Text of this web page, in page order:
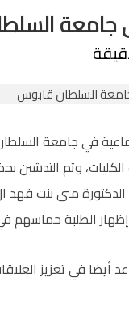
جامعة
في جامعة
وتم التدشين
منى بنت
الطلبة حماسهم
أيضا في تعزيز